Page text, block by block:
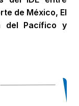
de México, El
del Pacífico y